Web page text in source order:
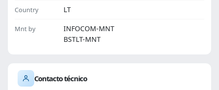
Country LT
Mnt by
INFOCOM-MNT
BSTLT-MNT
Contacto técnico